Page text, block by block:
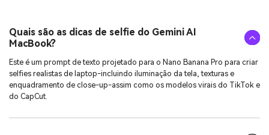
Quais são as dicas de selfie do Gemini AI
MacBook?
Este é um prompt de texto projetado para o Nano Banana Pro para criar
selfies realistas de laptop-incluindo iluminação da tela, texturas e
enquadramento de close-up-assim como os modelos virais do TikTok e
do CapCut.